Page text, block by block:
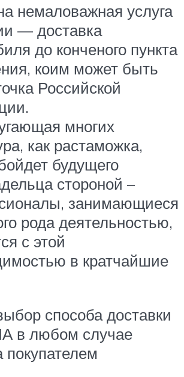
немаловажная услуга
— доставка
до конченого пункта
коим может быть
Российской
многих
как растаможка,
будущего
стороной –
занимающиеся
рода деятельностью,
с этой
в кратчайшие
способа доставки
в любом случае
покупателем